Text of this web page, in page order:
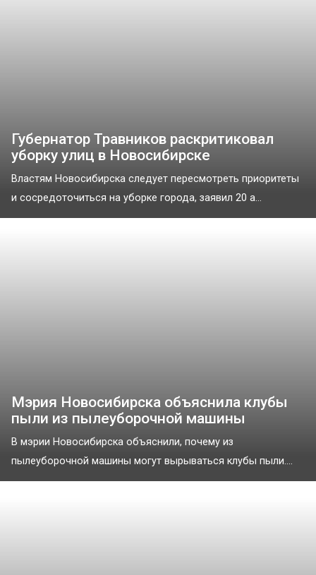
Губернатор Травников раскритиковал
уборку улиц в Новосибирске
Властям Новосибирска следует пересмотреть приоритеты
и сосредоточиться на уборке города, заявил 20 а...
Мэрия Новосибирска объяснила клубы
пыли из пылеуборочной машины
В мэрии Новосибирска объяснили, почему из
пылеуборочной машины могут вырываться клубы пыли....